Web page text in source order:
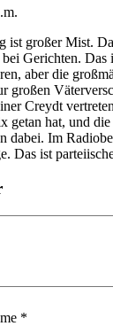
ist großer Mist.
Gerichten. Das
aber die
großen
Creydt
getan hat, und
dabei. Im
Das ist
*